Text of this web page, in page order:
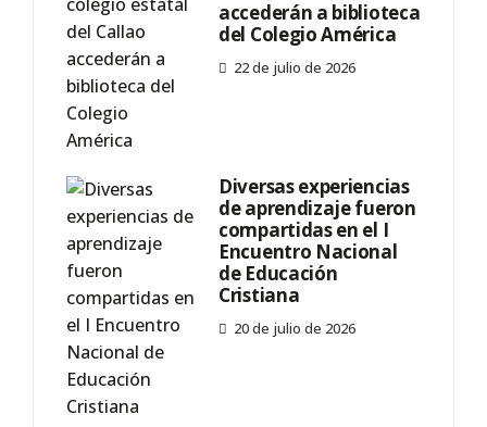
accederán a biblioteca
del Colegio América
22 de julio de 2026
Diversas experiencias
de aprendizaje fueron
compartidas en el I
Encuentro Nacional
de Educación
Cristiana
20 de julio de 2026